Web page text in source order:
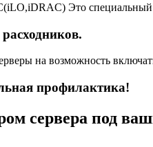
Это специальный
на возможность
профилактика!
сервера под